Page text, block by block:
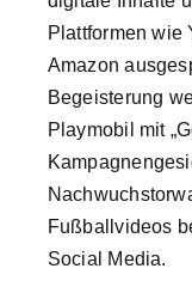
Suche
nach:
Plattformen wie
Amazon
Begeisterung
Playmobil mit
Fußballvideos
Social Media.